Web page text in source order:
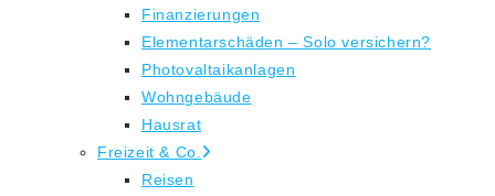
Finanzierungen
Elementarschäden – Solo versichern?
Photovaltaikanlagen
Wohngebäude
Hausrat
Freizeit & Co.
Reisen